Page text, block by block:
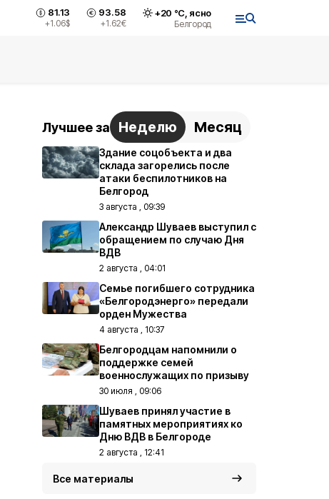
81.13
+1.06$
93.58
+1.62€
+20 °С, ясно
Белгород
Лучшее за Неделю Месяц
Здание соцобъекта и два
склада загорелись после
атаки беспилотников на
Белгород
3 августа , 09:39
Александр Шуваев выступил с
обращением по случаю Дня
ВДВ
2 августа , 04:01
Семье погибшего сотрудника
«Белгородэнерго» передали
орден Мужества
4 августа , 10:37
Белгородцам напомнили о
поддержке семей
военнослужащих по призыву
30 июля , 09:06
Шуваев принял участие в
памятных мероприятиях ко
Дню ВДВ в Белгороде
2 августа , 12:41
Все материалы